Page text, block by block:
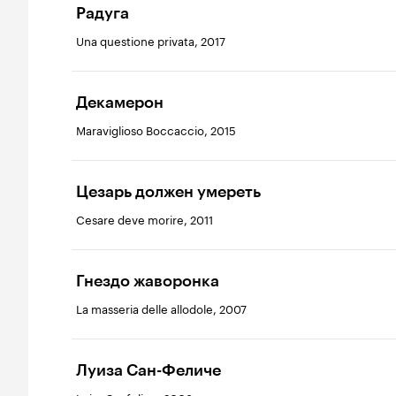
Радуга
Una questione privata, 2017
Декамерон
Maraviglioso Boccaccio, 2015
Цезарь должен умереть
Cesare deve morire, 2011
Гнездо жаворонка
La masseria delle allodole, 2007
Луиза Сан-Феличе